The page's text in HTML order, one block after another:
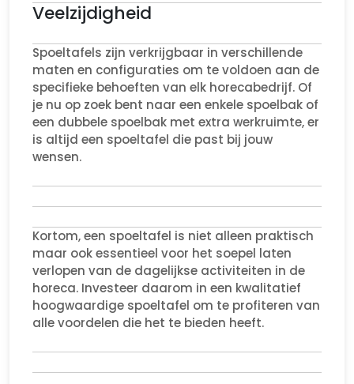
Veelzijdigheid
Spoeltafels zijn verkrijgbaar in verschillende
maten en configuraties om te voldoen aan de
specifieke behoeften van elk horecabedrijf. Of
je nu op zoek bent naar een enkele spoelbak of
een dubbele spoelbak met extra werkruimte, er
is altijd een spoeltafel die past bij jouw
wensen.
Kortom, een spoeltafel is niet alleen praktisch
maar ook essentieel voor het soepel laten
verlopen van de dagelijkse activiteiten in de
horeca. Investeer daarom in een kwalitatief
hoogwaardige spoeltafel om te profiteren van
alle voordelen die het te bieden heeft.